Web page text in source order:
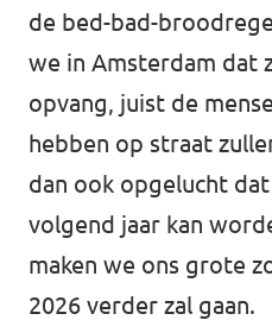
de bed-bad-
we in Amsterdam dat
opvang, juist de
hebben op straat
dan ook opgelucht
volgend jaar kan
maken we ons grote
2026 verder zal gaan.